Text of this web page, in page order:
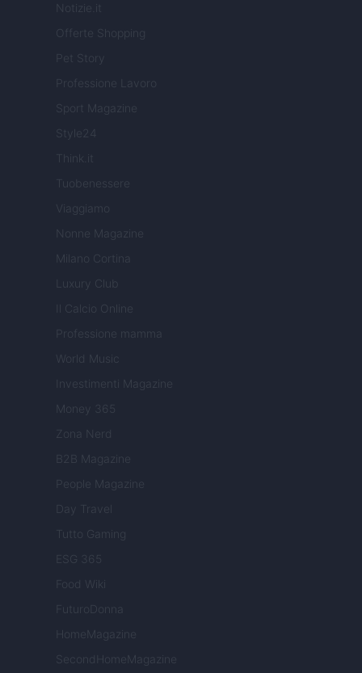
Notizie.it
Offerte Shopping
Pet Story
Professione Lavoro
Sport Magazine
Style24
Think.it
Tuobenessere
Viaggiamo
Nonne Magazine
Milano Cortina
Luxury Club
Il Calcio Online
Professione mamma
World Music
Investimenti Magazine
Money 365
Zona Nerd
B2B Magazine
People Magazine
Day Travel
Tutto Gaming
ESG 365
Food Wiki
FuturoDonna
HomeMagazine
SecondHomeMagazine